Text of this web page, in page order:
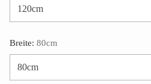
Breite: 80cm